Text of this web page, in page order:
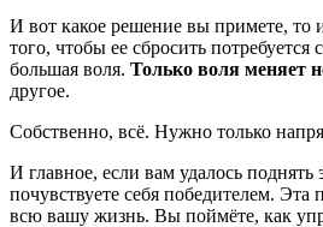
И вот какое решение вы примете, то
того, чтобы ее сбросить потребуется
большая воля. Только воля меняет
другое.
Собственно, всё. Нужно только
И главное, если вам удалось
почувствуете себя победителем. Эта
всю вашу жизнь. Вы поймёте, как